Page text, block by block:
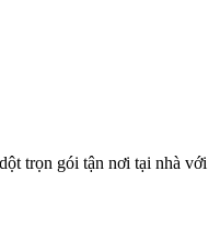
trọn gói tận nơi tại nhà với